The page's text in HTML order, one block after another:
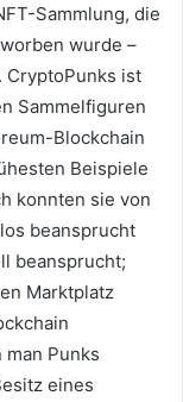
Sammlung, die
wurde –
CryptoPunks ist
Sammelfiguren
Blockchain
Beispiele
konnten sie von
beansprucht
beansprucht;
Marktplatz
Punks
eines